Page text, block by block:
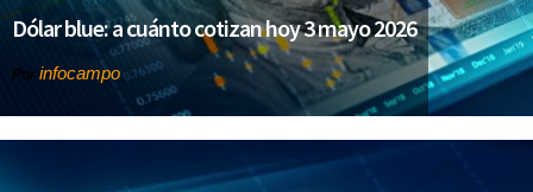
Dólar blue: a cuánto cotizan hoy 3 mayo 2026
Por infocampo